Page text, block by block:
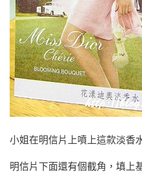
小姐在明信片上噴上這款淡香
明信片下面還有個截角，填上